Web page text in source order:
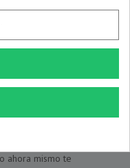
los aditivos y especias
tan característico de
no lo sabías, esta mezcla
de la misma manera,
y el aroma que estamos
ahora mismo te